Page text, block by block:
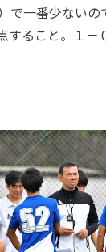
で一番少ない
すること。１－